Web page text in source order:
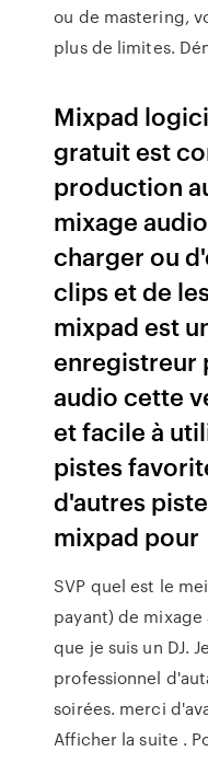
ou de mastering,
plus de limites.
Mixpad
gratuit est
production
mixage
charger ou
clips et de
mixpad est
enregistreur
audio cette
et facile à
pistes
d'autres
mixpad pour
SVP quel est le
payant) de mixage
que je suis un DJ.
professionnel
soirées. merci
Afficher la suite .